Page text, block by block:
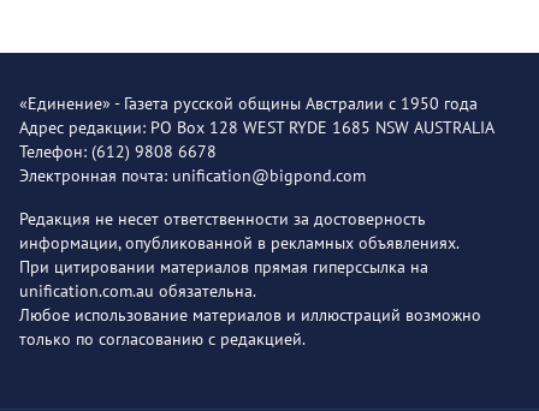
«Единение» - Газета русской общины Австралии с 1950 года
Адрес редакции: PO Box 128 WEST RYDE 1685 NSW AUSTRALIA
Телефон: (612) 9808 6678
Электронная почта: unification@bigpond.com
Редакция не несет ответственности за достоверность
информации, опубликованной в рекламных объявлениях.
При цитировании материалов прямая гиперссылка на
unification.com.au обязательна.
Любое использование материалов и иллюстраций возможно
только по согласованию с редакцией.